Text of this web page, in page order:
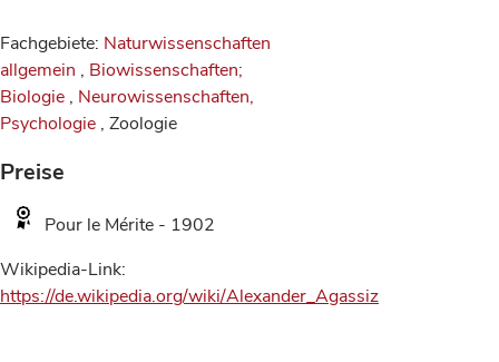
Fachgebiete: Naturwissenschaften
allgemein , Biowissenschaften;
Biologie , Neurowissenschaften,
Psychologie , Zoologie
Preise
Pour le Mérite - 1902
Wikipedia-Link:
https://de.wikipedia.org/wiki/Alexander_Agassiz